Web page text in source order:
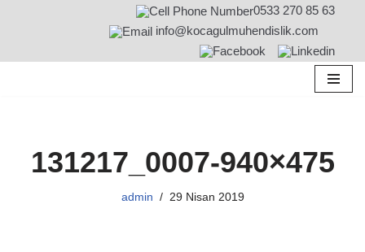
0533 270 85 63
info@kocagulmuhendislik.com
131217_0007-940×475
admin 29 Nisan 2019